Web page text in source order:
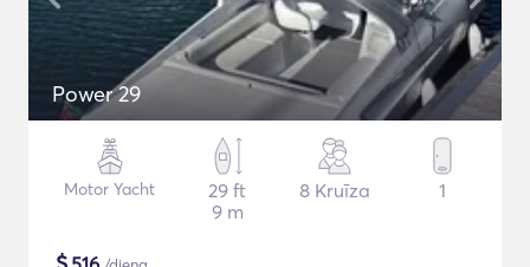
Power 29
Motor Yacht
29 ft
9 m
8 Kruīza 1